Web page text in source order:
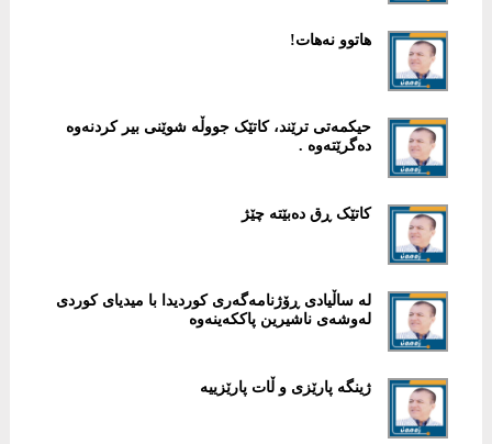
هاتوو نەهات!
حیکمەتی ترێند، کاتێک جووڵە شوێنی بیر کردنەوە
دەگرێتەوە .
کاتێک ڕق دەبێتە چێژ
لە ساڵیادی ڕۆژنامەگەری کوردیدا با میدیای کوردی
لەوشەی ناشیرین پاککەینەوە
ژینگە پارێزی و ڵات پارێزییە